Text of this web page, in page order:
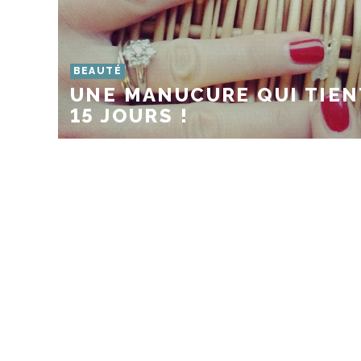
BEAUTÉ
UNE MANUCURE QUI
15 JOURS !